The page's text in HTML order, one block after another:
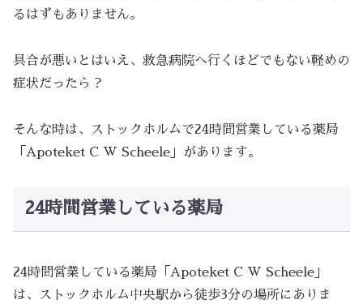
るはずもありません。
具合が悪いとはいえ、救急病院へ行くほどでもない軽めの
症状だったら？
そんな時は、ストックホルムで24時間営業している薬局
「Apoteket C W Scheele」があります。
24時間営業している薬局
24時間営業している薬局「Apoteket C W Scheele」
は、ストックホルム中央駅から徒歩3分の場所にありま